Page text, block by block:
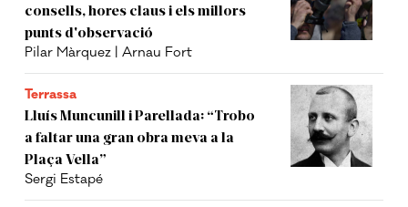
consells, hores claus i els millors
punts d'observació
Pilar Màrquez | Arnau Fort
Terrassa
Lluís Muncunill i Parellada: “Trobo
a faltar una gran obra meva a la
Plaça Vella”
Sergi Estapé